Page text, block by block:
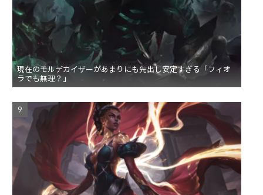
現在のモルデカイザーがあまりにも先出し安定すぎる「フィオ
ラでも無理？」